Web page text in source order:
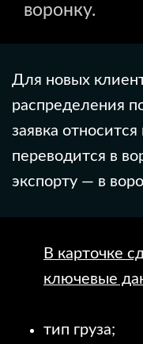
воронку.
Для новых
распределения
заявка
переводится в
экспорту — в
В карточке
ключевые
тип груза;